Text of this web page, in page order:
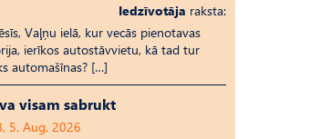
Iedzīvotāja raksta:
Vaļņu ielā, kur vecās pienotavas
ierīkos autostāvvietu, kā tad tur
automašīnas? […]
visam sabrukt
5. Aug, 2026